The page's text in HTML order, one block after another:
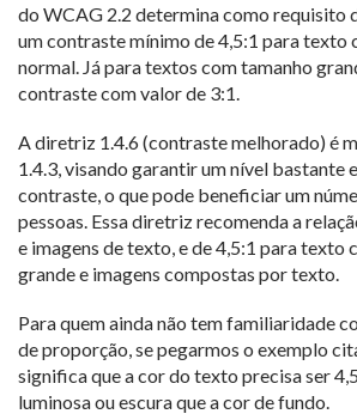
do WCAG 2.2 determina como requisito
um contraste mínimo de 4,5:1 para texto
normal. Já para textos com tamanho
contraste com valor de 3:1.
A diretriz 1.4.6 (contraste melhorado) é
1.4.3, visando garantir um nível bastante
contraste, o que pode beneficiar um
pessoas. Essa diretriz recomenda a
e imagens de texto, e de 4,5:1 para texto
grande e imagens compostas por texto.
Para quem ainda não tem familiaridade
de proporção, se pegarmos o exemplo
significa que a cor do texto precisa ser
luminosa ou escura que a cor de fundo.